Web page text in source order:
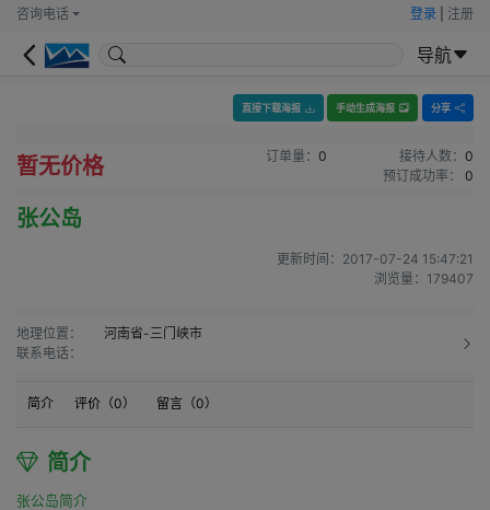
咨询电话 登录 注册
导航
直接下载海报 手动生成海报 分享
暂无价格 订单量： 0 接待人数： 0
预订成功率：
0
张公岛
更新时间： 2017-07-24 15:47:21
浏览量： 179407
地理位置：
河南省-三门峡市
联系电话：
简介 评价（0） 留言（0）
简介
张公岛简介